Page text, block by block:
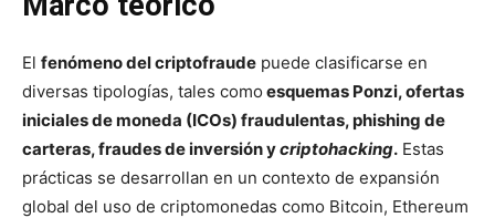
El fenómeno del criptofraude puede clasificarse en
diversas tipologías, tales como esquemas Ponzi, ofertas
iniciales de moneda (ICOs) fraudulentas, phishing de
carteras, fraudes de inversión ycriptohacking. Estas
prácticas se desarrollan en un contexto de expansión
global del uso de criptomonedas como Bitcoin, Ethereum